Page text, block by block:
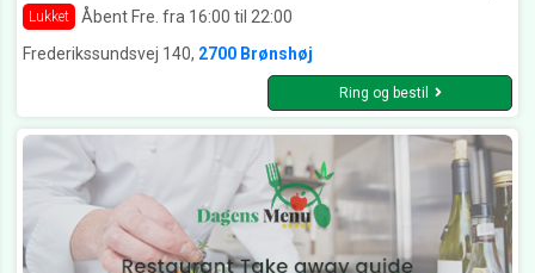
Lukket Åbent Fre. fra 16:00 til 22:00
Frederikssundsvej 140, 2700 Brønshøj
Ring og bestil